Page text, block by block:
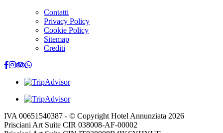
Contatti
Privacy Policy
Cookie Policy
Sitemap
Crediti
IVA 00651540387 - © Copyright Hotel Annunziata 2026
Prisciani Art Suite CIR 038008-AF-00002